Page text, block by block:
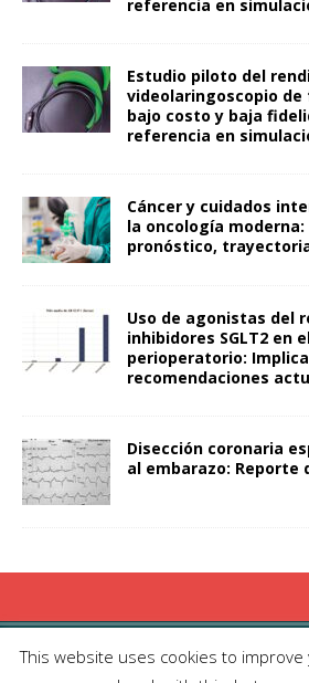
referencia en
Estudio piloto del
videolaringoscopio
bajo costo y baja
referencia en
Cáncer y cuidados
la oncología
pronóstico,
Uso de agonistas del
inhibidores SGLT2 en
perioperatorio:
recomendaciones
Disección coronaria
al embarazo: Reporte
Copyright © 2025 | Publicación Oficial de
Anestesiólogos de Chile| Enviar Email |
This website uses cookies to